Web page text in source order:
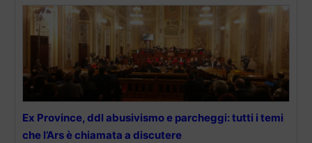
Ex Province, ddl abusivismo e parcheggi: tutti i temi
che l’Ars è chiamata a discutere